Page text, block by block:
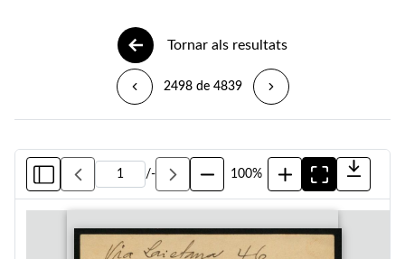
Tornar als resultats
2498 de 4839
/- 100%